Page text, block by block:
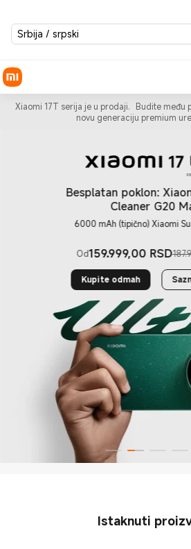
Srbija / srpski
Xiaomi® Srbija |
Xiaomi 17T serija je u prodaji.
Budite među
novu generaciju premium
Besplatan poklon:
Cleaner G20
6000 mAh (tipično) Xiaomi
Od159.999,00RSD
Current
Tržišna
Kupite odmah
Istaknuti